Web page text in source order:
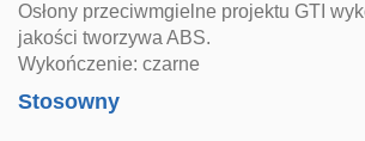
Osłony przeciwmgielne projektu GTI
jakości tworzywa ABS.
Wykończenie: czarne
Stosowny